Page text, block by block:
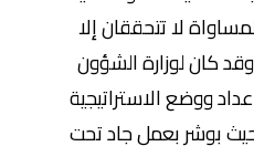
لا تتحققان إلا
كان لوزارة الشؤون
ووضع الاستراتيجية
حيث بوشر بعمل جاد تحت